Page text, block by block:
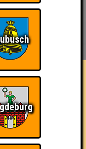
einem Stechen
für diese auch